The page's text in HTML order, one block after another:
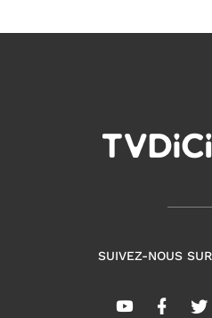
SUIVEZ-NOUS